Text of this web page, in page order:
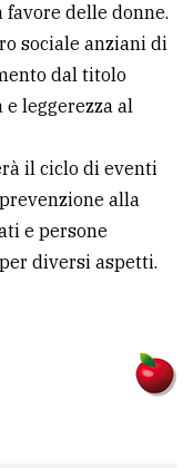
delle donne.
sociale anziani di
dal titolo
leggerezza al
il ciclo di eventi
alla
e persone
diversi aspetti.